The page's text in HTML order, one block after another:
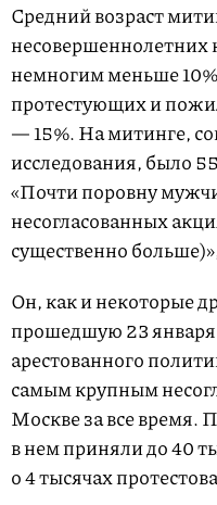
Средний возраст
несовершеннолетних
немногим меньше
протестующих и
— 15%. На митинге,
исследования, было
«Почти поровну
несогласованных
существенно
Он, как и некоторые
прошедшую 23
арестованного
самым крупным
Москве за все время.
в нем приняли до 40
о 4 тысячах